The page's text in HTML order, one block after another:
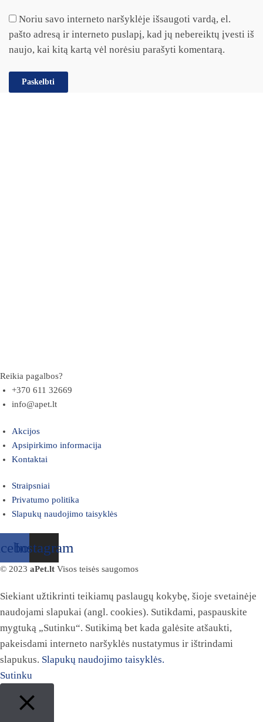
Noriu savo interneto naršyklėje išsaugoti vardą, el.
pašto adresą ir interneto puslapį, kad jų nebereiktų įvesti iš
naujo, kai kitą kartą vėl norėsiu parašyti komentarą.
Reikia pagalbos?
+370 611 32669
info@apet.lt
Akcijos
Apsipirkimo informacija
Kontaktai
Straipsniai
Privatumo politika
Slapukų naudojimo taisyklės
Instagram
© 2023 aPet.lt Visos teisės saugomos
Siekiant užtikrinti teikiamų paslaugų kokybę, šioje svetainėje
naudojami slapukai (angl. cookies). Sutikdami, paspauskite
mygtuką „Sutinku“. Sutikimą bet kada galėsite atšaukti,
pakeisdami interneto naršyklės nustatymus ir ištrindami
slapukus. Slapukų naudojimo taisyklės.
Sutinku